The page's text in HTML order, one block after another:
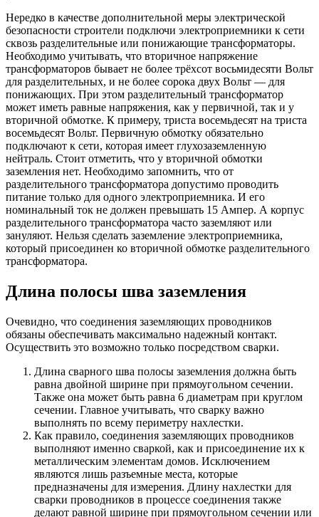
Нередко в качестве дополнительной меры электрической
безопасности строители подключи электроприемники к сети
сквозь разделительные или понижающие трансформаторы.
Необходимо учитывать, что вторичное напряжение
трансформаторов бывает не более трёхсот восьмидесяти Вольт
для разделительных, и не более сорока двух Вольт — для
понижающих. При этом разделительный трансформатор
может иметь равные напряжения, как у первичной, так и у
вторичной обмотке. К примеру, триста восемьдесят на триста
восемьдесят Вольт. Первичную обмотку обязательно
подключают к сети, которая имеет глухозаземленную
нейтраль. Стоит отметить, что у вторичной обмотки
заземления нет. Необходимо запомнить, что от
разделительного трансформатора допустимо проводить
питание только для одного электроприемника. И его
номинальный ток не должен превышать 15 Ампер. А корпус
разделительного трансформатора часто заземляют или
зануляют. Нельзя сделать заземление электроприемника,
который присоединен ко вторичной обмотке разделительного
трансформатора.
Длина полосы шва заземления
Очевидно, что соединения заземляющих проводников
обязаны обеспечивать максимально надежный контакт.
Осуществить это возможно только посредством сварки.
Длина сварного шва полосы заземления должна быть
равна двойной ширине при прямоугольном сечении.
Также она может быть равна 6 диаметрам при круглом
сечении. Главное учитывать, что сварку важно
выполнять по всему периметру нахлестки.
Как правило, соединения заземляющих проводников
выполняют именно сваркой, как и присоединение их к
металлическим элементам домов. Исключением
являются лишь разъемные места, которые
предназначены для измерения. Длину нахлестки для
сварки проводников в процессе соединения также
делают равной ширине при прямоугольном сечении или